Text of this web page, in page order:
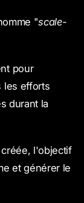
"scale-
pour
les efforts
durant la
l'objectif
et générer le